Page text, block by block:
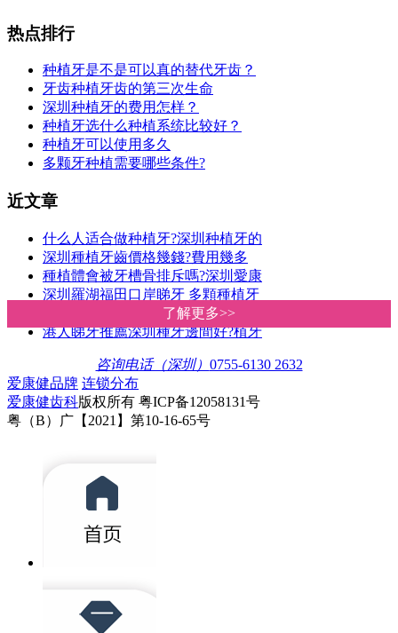
了解更多>>
了解更多>>
热点排行
种植牙是不是可以真的替代牙齿？
牙齿种植牙齿的第三次生命
深圳种植牙的费用怎样？
种植牙选什么种植系统比较好？
种植牙可以使用多久
多颗牙种植需要哪些条件?
近文章
什么人适合做种植牙?深圳种植牙的
深圳種植牙齒價格幾錢?費用幾多
種植體會被牙槽骨排斥嗎?深圳愛康
深圳羅湖福田口岸睇牙 多顆種植牙
2024深圳牙科診所睇牙醫種植牙收費
港人睇牙推薦深圳種牙邊間好?植牙
咨询电话（深圳） 0755-6130 2632
爱康健品牌 连锁分布
爱康健齿科版权所有 粤ICP备12058131号
粤（B）广【2021】第10-16-65号